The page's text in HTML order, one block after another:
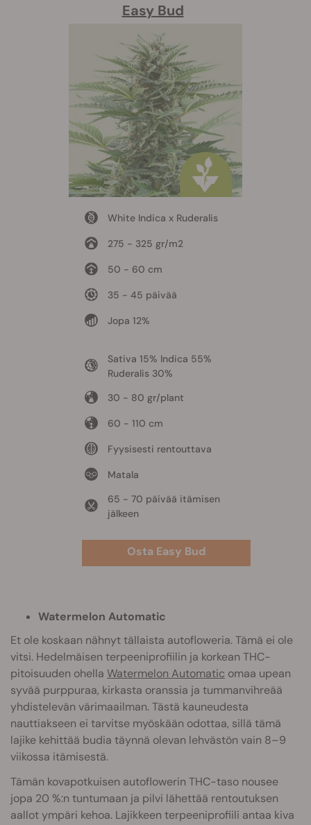
Easy Bud
White Indica x Ruderalis
275 - 325 gr/m2
50 - 60 cm
35 - 45 päivää
Jopa 12%
Sativa 15% Indica 55%
Ruderalis 30%
30 - 80 gr/plant
60 - 110 cm
Fyysisesti rentouttava
Matala
65 - 70 päivää itämisen
jälkeen
Osta Easy Bud
Watermelon Automatic
Et ole koskaan nähnyt tällaista autofloweria. Tämä ei ole
vitsi. Hedelmäisen terpeeniprofiilin ja korkean THC-
pitoisuuden ohella Watermelon Automatic omaa upean
syvää purppuraa, kirkasta oranssia ja tummanvihreää
yhdistelevän värimaailman. Tästä kauneudesta
nauttiakseen ei tarvitse myöskään odottaa, sillä tämä
lajike kehittää budia täynnä olevan lehvästön vain 8–9
viikossa itämisestä.
Tämän kovapotkuisen autoflowerin THC-taso nousee
jopa 20 %:n tuntumaan ja pilvi lähettää rentoutuksen
aallot ympäri kehoa. Lajikkeen terpeeniprofiili antaa kiva